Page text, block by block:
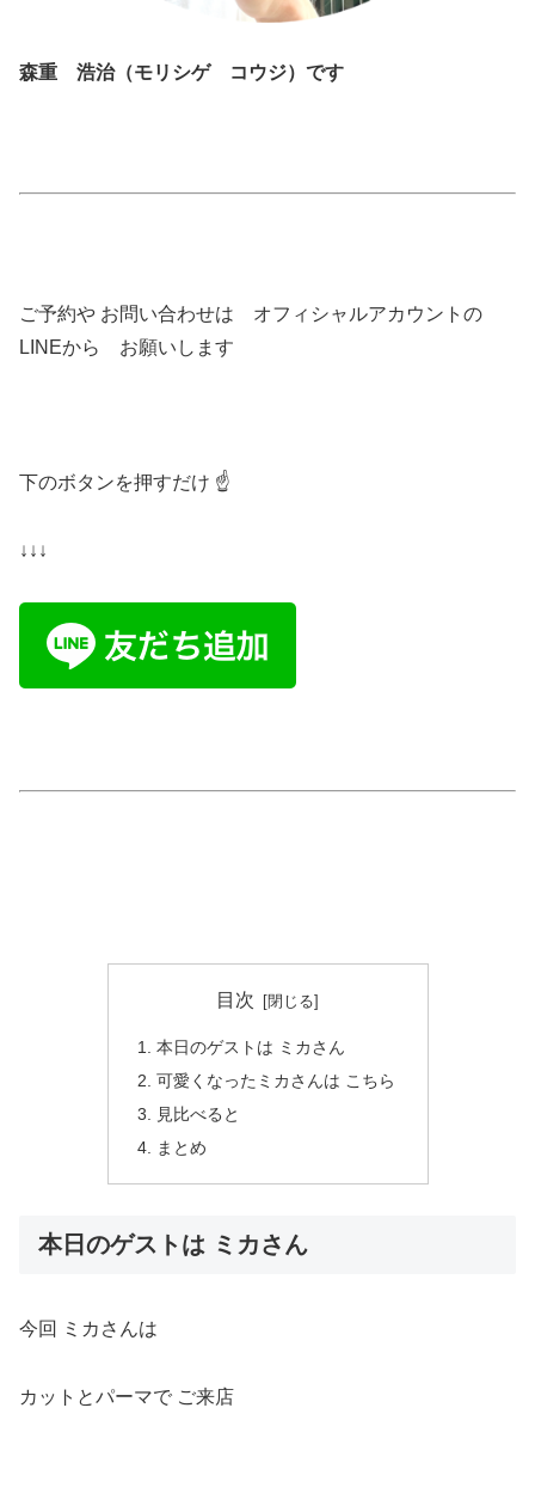
森重 浩治（モリシゲ コウジ）です
ご予約や お問い合わせは オフィシャルアカウントの
LINEから お願いします
下のボタンを押すだけ ☝️
↓↓↓
目次
本日のゲストは ミカさん
可愛くなったミカさんは こちら
見比べると
まとめ
本日のゲストは ミカさん
今回 ミカさんは
カットとパーマで ご来店